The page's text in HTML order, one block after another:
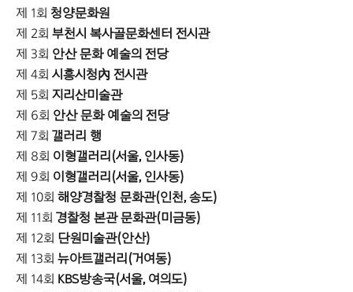
제 1회 청양문화원
제 2회 부천시 복사골문화센터 전시관
제 3회 안산 문화 예술의 전당
제 4회 시흥시청內 전시관
제 5회 지리산미술관
제 6회 안산 문화 예술의 전당
제 7회 갤러리 행
제 8회 이형갤러리(서울, 인사동)
제 9회 이형갤러리(서울, 인사동)
제 10회 해양경찰청 문화관(인천, 송도)
제 11회 경찰청 본관 문화관(미금동)
제 12회 단원미술관(안산)
제 13회 뉴아트갤러리(거여동)
제 14회 KBS방송국(서울, 여의도)